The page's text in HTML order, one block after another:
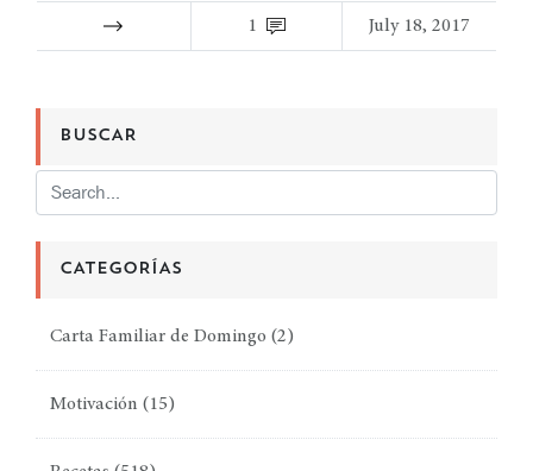
1 July 18, 2017
BUSCAR
CATEGORÍAS
Carta Familiar de Domingo (2)
Motivación (15)